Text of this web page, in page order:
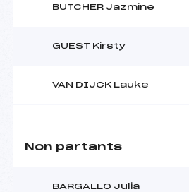
BUTCHER Jazmine
GUEST Kirsty
VAN DIJCK Lauke
Non partants
BARGALLO Julia